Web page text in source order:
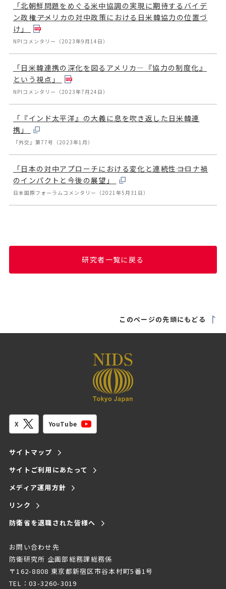
「北朝鮮問題をめぐる米中協調の実現に期待するバイデ
ン政権――アメリカの対中政策における日米韓協力の位置づ
け」
NPIコメンタリー（2023年9月14日）
「日米韓連携の深化を図るアメリカ―『協力の制度化』
という視点」
NPIコメンタリー（2023年7月24日）
「『インド太平洋』の大義に息を吹き返した日米韓連
携」
『外交』第77号（2023年1月）
「日本の対中アプローチにおける変化と連続性――コロナ禍
のインパクトと今後の展望」
日本国際フォーラムコメンタリー（2021年5月31日）
研究者一覧に戻る
このページの先頭にもどる
X YouTube
サイトマップ
サイトご利用にあたって
メディア運用方針
リンク
防衛省を退職された皆様へ
お問い合わせ先
防衛研究所 企画部総務課総務係
〒162-8808 東京都新宿区市谷本村町5番1号
TEL：03-3260-3019